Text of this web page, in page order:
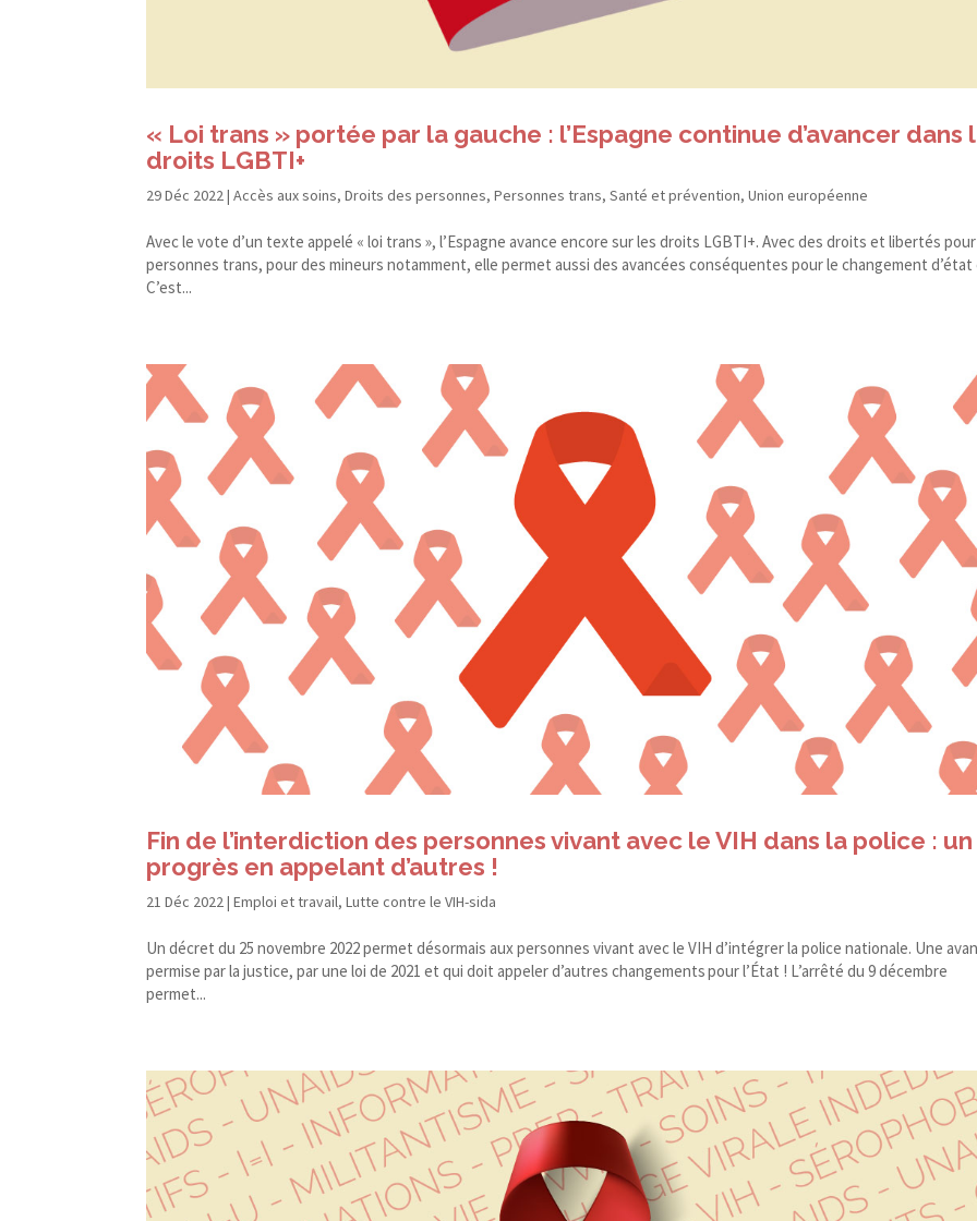
« Loi trans » portée par la gauche : l’Espagne continue d’avancer dans
droits LGBTI+
29 Déc 2022 |Accès aux soins,Droits des personnes,Personnes trans,Santé et prévention,Union européenne
Avec le vote d’un texte appelé « loi trans », l’Espagne avance encore sur les droits LGBTI+. Avec des droits et libertés
personnes trans, pour des mineurs notamment, elle permet aussi des avancées conséquentes pour le changement d’état
C’est...
Fin de l’interdiction des personnes vivant avec le VIH dans la police : un
progrès en appelant d’autres !
21 Déc 2022|Emploi et travail,Lutte contre le VIH-sida
Un décret du 25 novembre 2022 permet désormais aux personnes vivant avec le VIH d’intégrer la police nationale. Une
permise par la justice, par une loi de 2021 et qui doit appeler d’autres changements pour l’État ! L’arrêté du 9 décembre
permet...